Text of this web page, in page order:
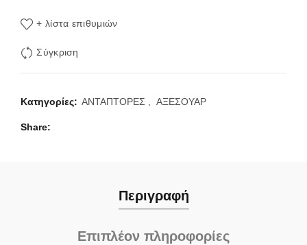
+ λίστα επιθυμιών
Σύγκριση
Κατηγορίες: ΑΝΤΑΠΤΟΡΕΣ ΑΞΕΣΟΥΑΡ
Share
Περιγραφή
Επιπλέον πληροφορίες